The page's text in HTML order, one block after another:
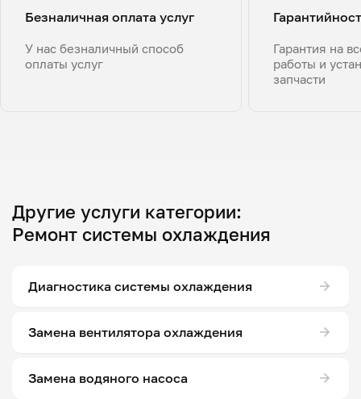
Безналичная оплата услуг
У нас безналичный способ
оплаты услуг
Гарантия на
работы и
запчасти
Другие услуги категории:
Ремонт системы охлаждения
Диагностика системы охлаждения
Замена вентилятора охлаждения
Замена водяного насоса